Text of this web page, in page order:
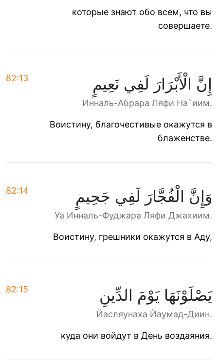
которые знают обо всем, что вы
совершаете.
82:13 إِنَّ الْأَبْرَارَ لَفِي نَعِيمٍ
Инналь-Абрара Ляфи На`иим.
Воистину, благочестивые окажутся в
блаженстве.
82:14 وَإِنَّ الْفُجَّارَ لَفِي جَحِيمٍ
Уа Инналь-Фуджара Ляфи Джахиим.
Воистину, грешники окажутся в Аду,
82:15 يَصْلَوْنَهَا يَوْمَ الدِّينِ
Йасляунаха Йаумад-Диин.
куда они войдут в День воздаяния.